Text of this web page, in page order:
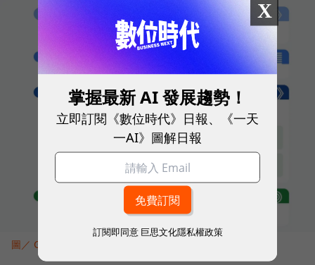
圖／ Google
X
掌握最新 AI 發展趨勢！
立即訂閱《數位時代》日報、《一天
一AI》圖解日報
訂閱即同意 巨思文化隱私權政策